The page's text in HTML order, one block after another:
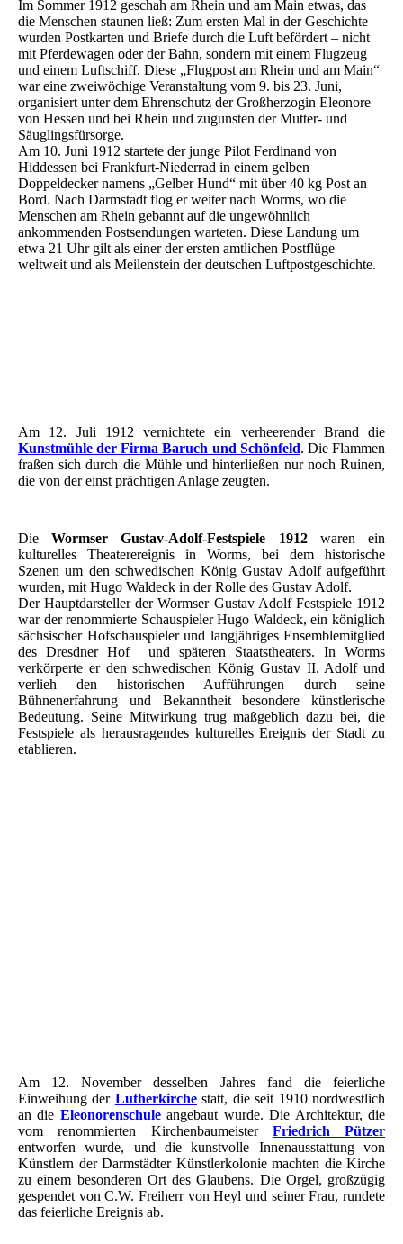
Im Sommer 1912 geschah am Rhein und am Main etwas, das
die Menschen staunen ließ: Zum ersten Mal in der Geschichte
wurden Postkarten und Briefe durch die Luft befördert – nicht
mit Pferdewagen oder der Bahn, sondern mit einem Flugzeug
und einem Luftschiff. Diese „Flugpost am Rhein und am Main“
war eine zweiwöchige Veranstaltung vom 9. bis 23. Juni,
organisiert unter dem Ehrenschutz der Großherzogin Eleonore
von Hessen und bei Rhein und zugunsten der Mutter- und
Säuglingsfürsorge.
Am 10. Juni 1912 startete der junge Pilot Ferdinand von
Hiddessen bei Frankfurt-Niederrad in einem gelben
Doppeldecker namens „Gelber Hund“ mit über 40 kg Post an
Bord. Nach Darmstadt flog er weiter nach Worms, wo die
Menschen am Rhein gebannt auf die ungewöhnlich
ankommenden Postsendungen warteten. Diese Landung um
etwa 21 Uhr gilt als einer der ersten amtlichen Postflüge
weltweit und als Meilenstein der deutschen Luftpostgeschichte.
Am 12. Juli 1912 vernichtete ein verheerender Brand die
Kunstmühle der Firma Baruch und Schönfeld. Die Flammen
fraßen sich durch die Mühle und hinterließen nur noch Ruinen,
die von der einst prächtigen Anlage zeugten.
DieWormser Gustav-Adolf-Festspiele 1912 waren ein
kulturelles Theaterereignis in Worms, bei dem historische
Szenen um den schwedischen König Gustav Adolf aufgeführt
wurden, mit Hugo Waldeck in der Rolle des Gustav Adolf.
Der Hauptdarsteller der Wormser Gustav Adolf Festspiele 1912
war der renommierte Schauspieler Hugo Waldeck, ein königlich
sächsischer Hofschauspieler und langjähriges Ensemblemitglied
des Dresdner Hof und späteren Staatstheaters. In Worms
verkörperte er den schwedischen König Gustav II. Adolf und
verlieh den historischen Aufführungen durch seine
Bühnenerfahrung und Bekanntheit besondere künstlerische
Bedeutung. Seine Mitwirkung trug maßgeblich dazu bei, die
Festspiele als herausragendes kulturelles Ereignis der Stadt zu
etablieren.
Am 12. November desselben Jahres fand die feierliche
Einweihung der Lutherkirchestatt, die seit 1910 nordwestlich
an die Eleonorenschuleangebaut wurde. Die Architektur, die
vom renommierten Kirchenbaumeister Friedrich Pützer
entworfen wurde, und die kunstvolle Innenausstattung von
Künstlern der Darmstädter Künstlerkolonie machten die Kirche
zu einem besonderen Ort des Glaubens. Die Orgel, großzügig
gespendet von C.W. Freiherr von Heyl und seiner Frau, rundete
das feierliche Ereignis ab.